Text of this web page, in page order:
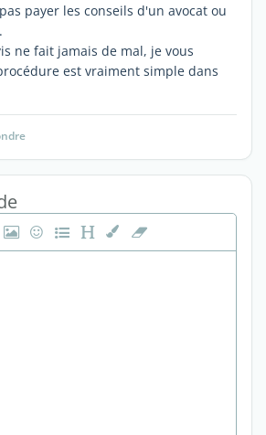
payer les conseils d'un avocat ou
ne fait jamais de mal, je vous
est vraiment simple dans